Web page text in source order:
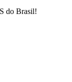
do Brasil!